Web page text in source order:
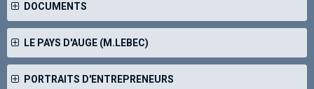
DOCUMENTS
LE PAYS D'AUGE (M.LEBEC)
PORTRAITS D'ENTREPRENEURS